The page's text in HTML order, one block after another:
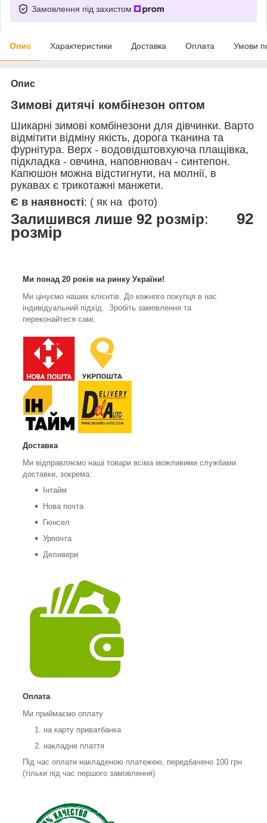
Замовлення під захистом
Опис Характеристики Доставка Оплата Умови
Опис
Зимові дитячі комбінезон оптом
Шикарні зимові комбінезони для дівчинки. Варто
відмітити відміну якість, дорога тканина та
фурнітура. Верх - водовідштовхуюча плащівка,
підкладка - овчина, наповнювач - синтепон.
Капюшон можна відстигнути, на молнії, в
рукавах є трикотажні манжети.
Є в наявності: ( як на фото)
Залишився лише 92 розмір: 92
розмір
Ми понад 20 років на ринку України!
Ми цінуємо наших клієнтів. До кожного покупця в нас
індивідуальний підхід. Зробіть замовлення та
переконайтеся самі.
Доставка
Ми відправляємо наші товари всіма можливими службами
доставки, зокрема:
Інтайм
Нова почта
Гюнсел
Урпочта
Деливери
Оплата
Ми приймаємо оплату
на карту приватбанка
накладне плаття
Під час оплати накладеною платежею, передбачено 100 грн
(тільки під час першого замовлення)